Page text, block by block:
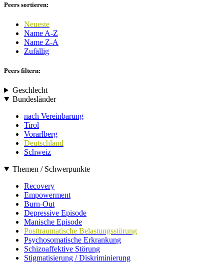
Peers sortieren:
Neueste
Name A-Z
Name Z-A
Zufällig
Peers filtern:
Geschlecht
Bundesländer
nach Vereinbarung
Tirol
Vorarlberg
Deutschland
Schweiz
Themen / Schwerpunkte
Recovery
Empowerment
Burn-Out
Depressive Episode
Manische Episode
Posttraumatische Belastungsstörung
Psychosomatische Erkrankung
Schizoaffektive Störung
Stigmatisierung / Diskriminierung